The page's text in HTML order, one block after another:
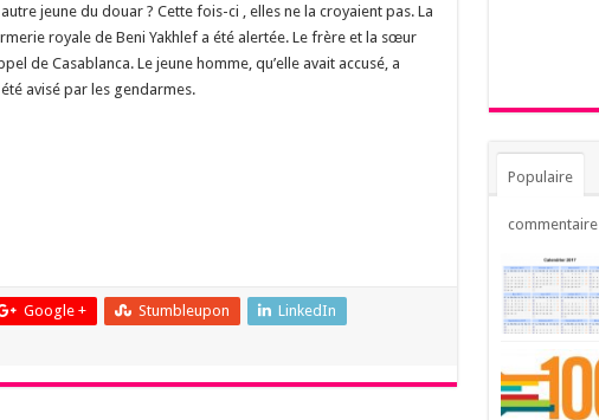
jeune du douar ? Cette fois-ci , elles ne la croyaient pas. La
royale de Beni Yakhlef a été alertée. Le frère et la sœur
de Casablanca. Le jeune homme, qu’elle avait accusé, a
avisé par les gendarmes.
Google + Stumbleupon
LinkedIn
Populaire
commentaire